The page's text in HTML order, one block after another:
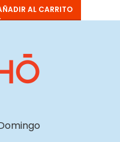
AL CARRITO